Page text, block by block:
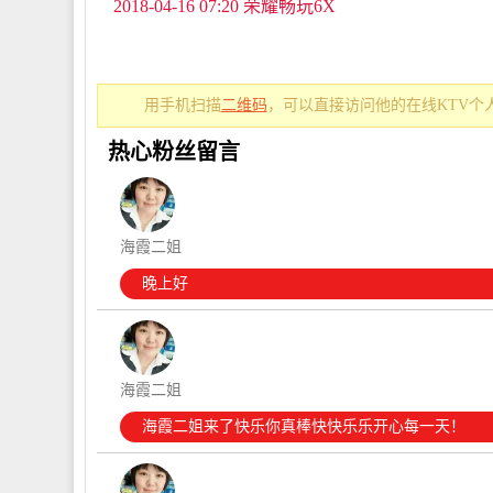
2018-04-16 07:20 荣耀畅玩6X
用手机扫描二维码 ，可以直接访问他的在线KTV个
热心粉丝留言
海霞二姐
晚上好
海霞二姐
海霞二姐来了快乐你真棒快快乐乐开心每一天！